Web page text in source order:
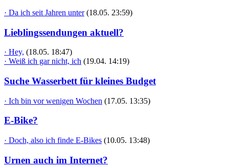
· Da ich seit Jahren unter (18.05. 23:59)
Lieblingssendungen aktuell?
· Hey, (18.05. 18:47)
· Weiß ich gar nicht, ich (19.04. 14:19)
Suche Wasserbett für kleines Budget
· Ich bin vor wenigen Wochen (17.05. 13:35)
E-Bike?
· Doch, also ich finde E-Bikes (10.05. 13:48)
Urnen auch im Internet?